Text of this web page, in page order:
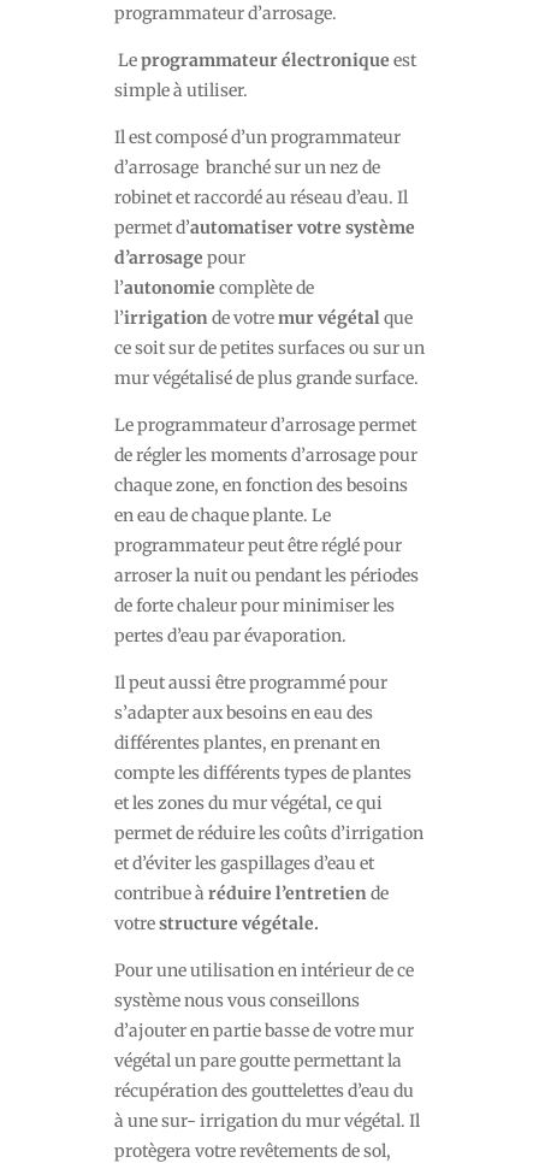
programmateur d’arrosage.
Leprogrammateur électronique est
simple à utiliser.
Il est composé d’un programmateur
d’arrosage branché sur un nez de
robinet et raccordé au réseau d’eau. Il
permet d’automatiser votre système
d’arrosage pour
l’autonomie complète de
l’irrigationde votremur végétalque
ce soit sur de petites surfaces ou sur un
mur végétalisé de plus grande surface.
Le programmateur d’arrosage permet
de régler les moments d’arrosage pour
chaque zone, en fonction des besoins
en eau de chaque plante. Le
programmateur peut être réglé pour
arroser la nuit ou pendant les périodes
de forte chaleur pour minimiser les
pertes d’eau par évaporation.
Il peut aussi être programmé pour
s’adapter aux besoins en eau des
différentes plantes, en prenant en
compte les différents types de plantes
et les zones du mur végétal, ce qui
permet de réduire les coûts d’irrigation
et d’éviter les gaspillages d’eau et
contribue à réduire l’entretiende
votrestructure végétale.
Pour une utilisation en intérieur de ce
système nous vous conseillons
d’ajouter en partie basse de votre mur
végétal un pare goutte permettant la
récupération des gouttelettes d’eau du
à une sur- irrigation du mur végétal. Il
protègera votre revêtements de sol,